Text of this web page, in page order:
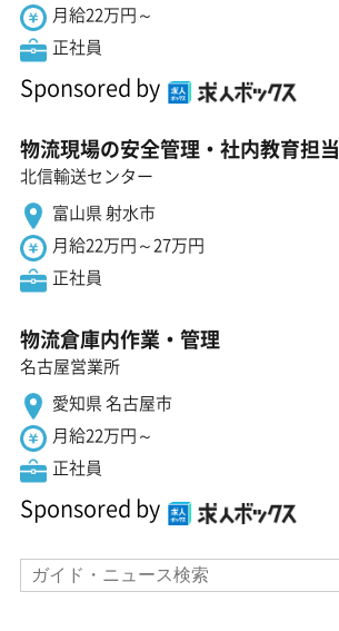
月給22万円～
正社員
Sponsored by
物流現場の安全管理・社内教育担当
北信輸送センター
富山県 射水市
月給22万円～27万円
正社員
物流倉庫内作業・管理
名古屋営業所
愛知県 名古屋市
月給22万円～
正社員
Sponsored by